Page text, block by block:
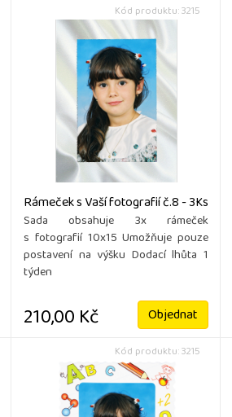
Kód produktu: 3215
Rámeček s Vaší fotografií č.8 - 3Ks
Sada obsahuje 3x rámeček
s fotografií 10x15 Umožňuje pouze
postavení na výšku Dodací lhůta 1
týden
210,00 Kč Objednat
Kód produktu: 3215